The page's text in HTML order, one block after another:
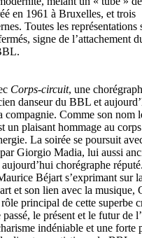
en 1961 à Bruxelles, et trois
Toutes les représentations
signe de l’attachement
Corps-circuit, une
danseur du BBL et
compagnie. Comme son nom
un plaisant hommage au
La soirée se poursuit
Giorgio Madia, lui aussi
chorégraphe
Béjart s’exprimant sur
et son lien avec la musique,
principal de cette superbe
le présent et le futur de
indéniable et une forte